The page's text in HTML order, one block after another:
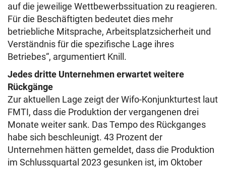
auf die jeweilige Wettbewerbssituation zu reagieren.
Für die Beschäftigten bedeutet dies mehr
betriebliche Mitsprache, Arbeitsplatzsicherheit und
Verständnis für die spezifische Lage ihres
Betriebes“, argumentiert Knill.
Jedes dritte Unternehmen erwartet weitere
Rückgänge
Zur aktuellen Lage zeigt der Wifo-Konjunkturtest laut
FMTI, dass die Produktion der vergangenen drei
Monate weiter sank. Das Tempo des Rückganges
habe sich beschleunigt. 43 Prozent der
Unternehmen hätten gemeldet, dass die Produktion
im Schlussquartal 2023 gesunken ist, im Oktober